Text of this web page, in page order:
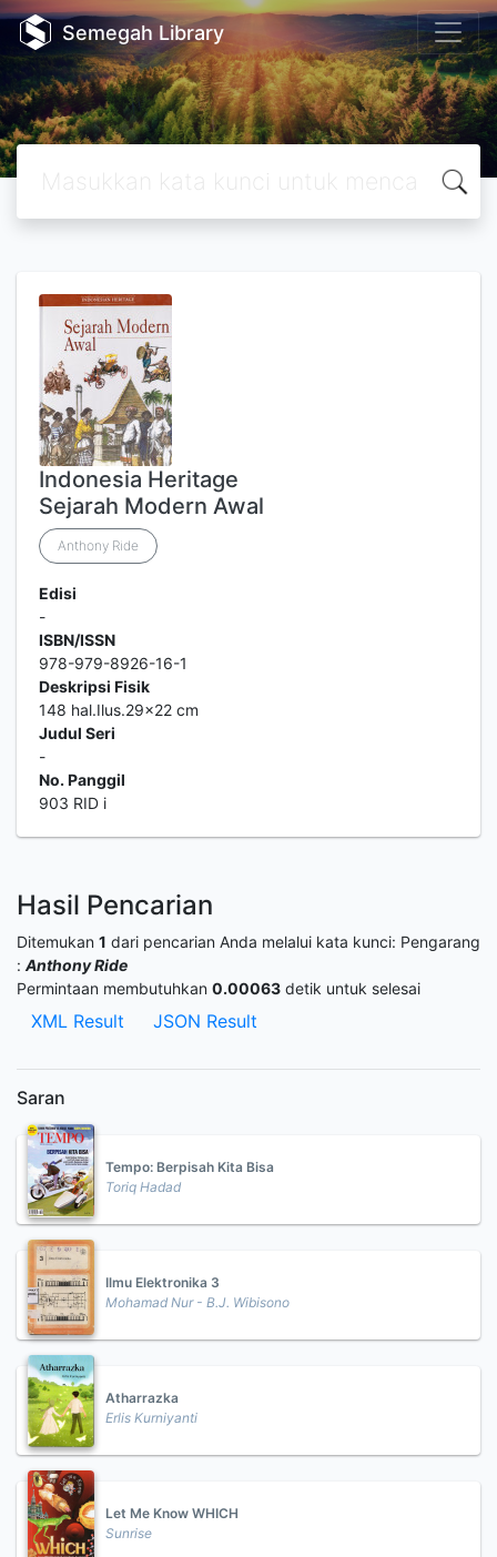
Semegah Library
Indonesia Heritage
Sejarah Modern Awal
Anthony Ride
Edisi
-
ISBN/ISSN
978-979-8926-16-1
Deskripsi Fisik
148 hal.Ilus.29x22 cm
Judul Seri
-
No. Panggil
903 RID i
Hasil Pencarian
Ditemukan 1 dari pencarian Anda melalui kata kunci: Pengarang
: Anthony Ride
Permintaan membutuhkan 0.00063 detik untuk selesai
XML Result JSON Result
Saran
Tempo: Berpisah Kita Bisa
Toriq Hadad
Ilmu Elektronika 3
Mohamad Nur - B.J. Wibisono
Atharrazka
Erlis Kurniyanti
Let Me Know WHICH
Sunrise